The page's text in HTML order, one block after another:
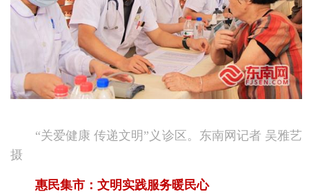
“关爱健康 传递文明”义诊区。东南网记者 吴雅艺
摄
惠民集市：文明实践服务暖民心